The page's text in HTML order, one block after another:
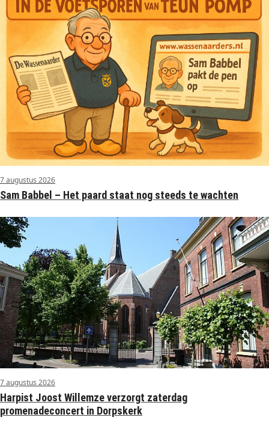
7 augustus 2026
Sam Babbel – Het paard staat nog steeds te wachten
7 augustus 2026
Harpist Joost Willemze verzorgt zaterdag
promenadeconcert in Dorpskerk